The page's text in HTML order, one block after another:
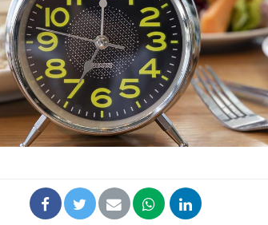
VIH : la fin du comprimé
tous les jours se profile-t-
elle enfin ?
Pourquoi votre ventre
gâche-t-il les premiers
jours de vos vacances ?